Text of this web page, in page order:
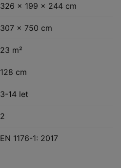
326 x 199 x 244 cm
307 x 750 cm
23 m²
128 cm
3-14 let
2
EN 1176-1: 2017